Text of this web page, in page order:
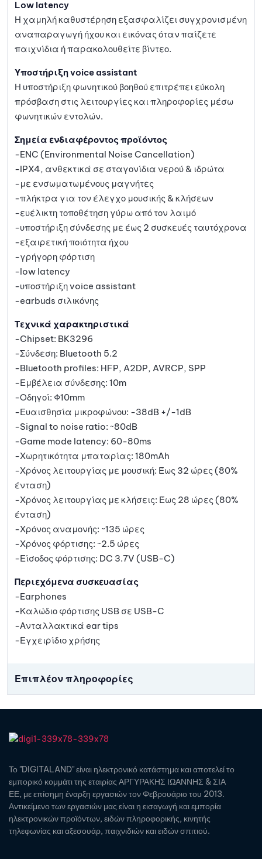
Low latency
Η χαμηλή καθυστέρηση εξασφαλίζει συγχρονισμένη
αναπαραγωγή ήχου και εικόνας όταν παίζετε
παιχνίδια ή παρακολουθείτε βίντεο.
Υποστήριξη voice assistant
Η υποστήριξη φωνητικού βοηθού επιτρέπει εύκολη
πρόσβαση στις λειτουργίες και πληροφορίες μέσω
φωνητικών εντολών.
Σημεία ενδιαφέροντος προϊόντος
-ENC (Environmental Noise Cancellation)
-IPX4, ανθεκτικά σε σταγονίδια νερού & ιδρώτα
-με ενσωματωμένους μαγνήτες
-πλήκτρα για τον έλεγχο μουσικής & κλήσεων
-ευέλικτη τοποθέτηση γύρω από τον λαιμό
-υποστήριξη σύνδεσης με έως 2 συσκευές ταυτόχρονα
-εξαιρετική ποιότητα ήχου
-γρήγορη φόρτιση
-low latency
-υποστήριξη voice assistant
-earbuds σιλικόνης
Τεχνικά χαρακτηριστικά
-Chipset: BK3296
-Σύνδεση: Bluetooth 5.2
-Bluetooth profiles: HFP, A2DP, AVRCP, SPP
-Εμβέλεια σύνδεσης: 10m
-Οδηγοί: Φ10mm
-Ευαισθησία μικροφώνου: -38dB +/-1dB
-Signal to noise ratio: ~80dB
-Game mode latency: 60-80ms
-Χωρητικότητα μπαταρίας: 180mAh
-Χρόνος λειτουργίας με μουσική: Έως 32 ώρες (80%
ένταση)
-Χρόνος λειτουργίας με κλήσεις: Έως 28 ώρες (80%
ένταση)
-Χρόνος αναμονής: ~135 ώρες
-Χρόνος φόρτισης: ~2.5 ώρες
-Είσοδος φόρτισης: DC 3.7V (USB-C)
Περιεχόμενα συσκευασίας
-Earphones
-Καλώδιο φόρτισης USB σε USB-C
-Ανταλλακτικά ear tips
-Εγχειρίδιο χρήσης
Επιπλέον πληροφορίες
Το "DIGITALAND" είναι ηλεκτρονικό κατάστημα και αποτελεί το
εμπορικό κομμάτι της εταιρίας ΑΡΓΥΡΑΚΗΣ ΙΩΑΝΝΗΣ & ΣΙΑ
ΕΕ, με επίσημη έναρξη εργασιών τον Φεβρουάριο του 2013.
Αντικείμενο των εργασιών μας είναι η εισαγωγή και εμπορία
ηλεκτρονικών προϊόντων, ειδών πληροφορικής, κινητής
τηλεφωνίας και αξεσουάρ, παιχνιδιών και ειδών σπιτιού.